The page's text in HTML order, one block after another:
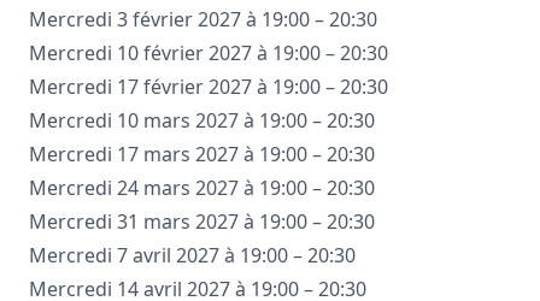
Mercredi 3 février 2027 à 19:00 – 20:30
Mercredi 10 février 2027 à 19:00 – 20:30
Mercredi 17 février 2027 à 19:00 – 20:30
Mercredi 10 mars 2027 à 19:00 – 20:30
Mercredi 17 mars 2027 à 19:00 – 20:30
Mercredi 24 mars 2027 à 19:00 – 20:30
Mercredi 31 mars 2027 à 19:00 – 20:30
Mercredi 7 avril 2027 à 19:00 – 20:30
Mercredi 14 avril 2027 à 19:00 – 20:30